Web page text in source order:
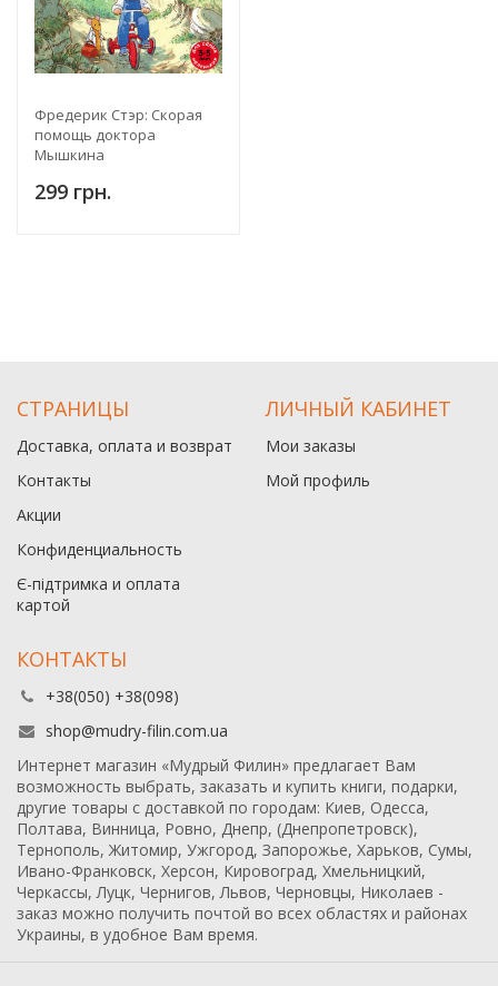
Фредерик Стэр: Скорая
помощь доктора
Мышкина
299 грн.
СТРАНИЦЫ
Доставка, оплата и возврат
Контакты
Акции
Конфиденциальность
Є-підтримка и оплата
картой
ЛИЧНЫЙ КАБИНЕТ
Мои заказы
Мой профиль
КОНТАКТЫ
+38(050) +38(098)
shop@mudry-filin.com.ua
Интернет магазин «Мудрый Филин» предлагает Вам
возможность выбрать, заказать и купить книги, подарки,
другие товары с доставкой по городам: Киев, Одесса,
Полтава, Винница, Ровно, Днепр, (Днепропетровск),
Тернополь, Житомир, Ужгород, Запорожье, Харьков, Сумы,
Ивано-Франковск, Херсон, Кировоград, Хмельницкий,
Черкассы, Луцк, Чернигов, Львов, Черновцы, Николаев -
заказ можно получить почтой во всех областях и районах
Украины, в удобное Вам время.